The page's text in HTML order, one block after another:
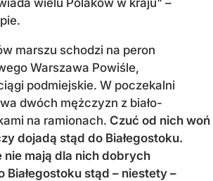
marszu schodzi na peron
Warszawa Powiśle,
podmiejskie. W poczekalni
dwóch mężczyzn z biało-
na ramionach. Czuć od nich woń
dojadą stąd do Białegostoku.
nie mają dla nich dobrych
Białegostoku stąd – niestety –